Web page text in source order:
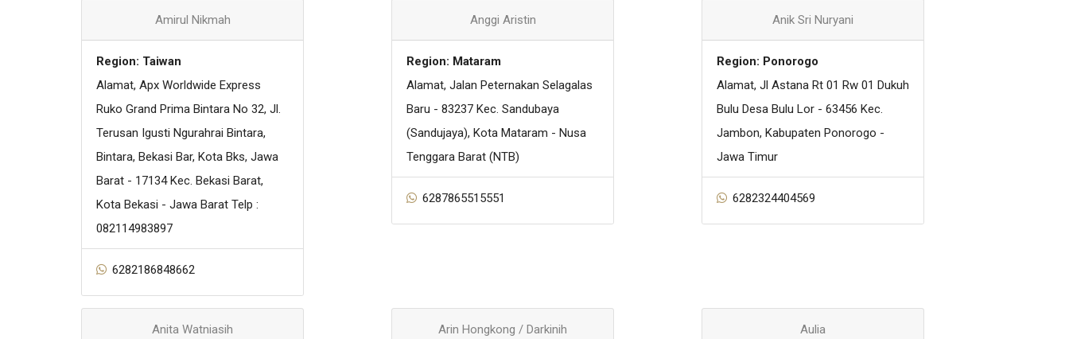
Amirul Nikmah
Region: Taiwan
Alamat, Apx Worldwide Express
Ruko Grand Prima Bintara No 32, Jl.
Terusan Igusti Ngurahrai Bintara,
Bintara, Bekasi Bar, Kota Bks, Jawa
Barat - 17134 Kec. Bekasi Barat,
Kota Bekasi - Jawa Barat Telp :
082114983897
6282186848662
Anggi Aristin
Region: Mataram
Alamat, Jalan Peternakan Selagalas
Baru - 83237 Kec. Sandubaya
(Sandujaya), Kota Mataram - Nusa
Tenggara Barat (NTB)
6287865515551
Anik Sri Nuryani
Region: Ponorogo
Alamat, Jl Astana Rt 01 Rw 01 Dukuh
Bulu Desa Bulu Lor - 63456 Kec.
Jambon, Kabupaten Ponorogo -
Jawa Timur
6282324404569
Anita Watniasih Arin Hongkong / Darkinih Aulia